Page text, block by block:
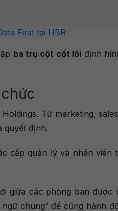
First tại HBR
ba trụ cột cốt lõi định
Từ marketing,
quyết định.
cấp quản lý và nhân viên
giữa các phòng ban được
chung” để cùng hành